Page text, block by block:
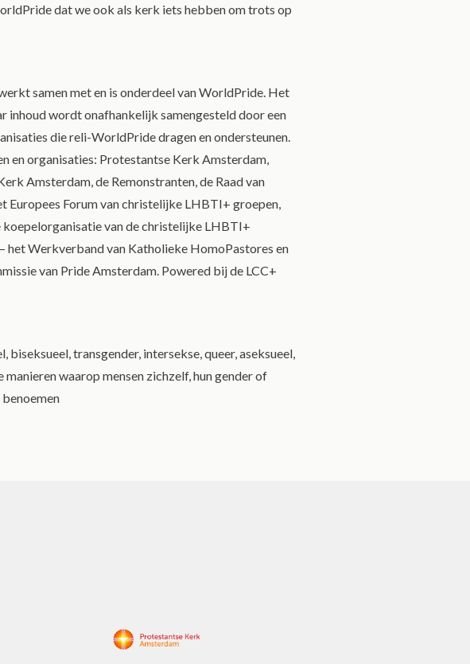
dat we ook als kerk iets hebben om trots op
samen met en is onderdeel van WorldPride. Het
inhoud wordt onafhankelijk samengesteld door een
die reli-WorldPride dragen en ondersteunen.
en organisaties: Protestantse Kerk Amsterdam,
Amsterdam, de Remonstranten, de Raad van
Europees Forum van christelijke LHBTI+ groepen,
koepelorganisatie van de christelijke LHBTI+
het Werkverband van Katholieke HomoPastores en
van Pride Amsterdam. Powered bij de LCC+
biseksueel, transgender, intersekse, queer, aseksueel,
manieren waarop mensen zichzelf, hun gender of